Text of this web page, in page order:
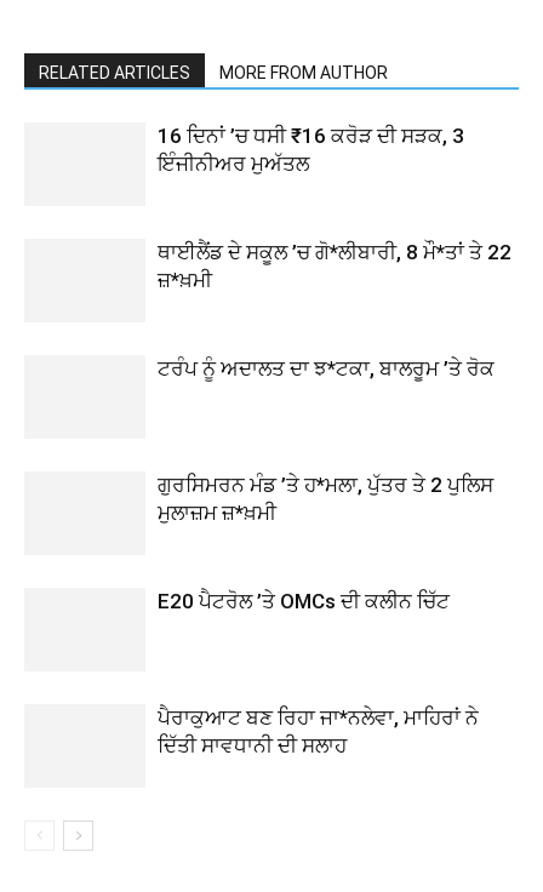
RELATED ARTICLES MORE FROM AUTHOR
16 ਦਿਨਾਂ ’ਚ ਧਸੀ ₹16 ਕਰੋੜ ਦੀ ਸੜਕ, 3
ਇੰਜੀਨੀਅਰ ਮੁਅੱਤਲ
ਥਾਈਲੈਂਡ ਦੇ ਸਕੂਲ ’ਚ ਗੋ*ਲੀਬਾਰੀ, 8 ਮੌ*ਤਾਂ ਤੇ 22
ਜ਼*ਖ਼ਮੀ
ਟਰੰਪ ਨੂੰ ਅਦਾਲਤ ਦਾ ਝ*ਟਕਾ, ਬਾਲਰੂਮ ’ਤੇ ਰੋਕ
ਗੁਰਸਿਮਰਨ ਮੰਡ ’ਤੇ ਹ*ਮਲਾ, ਪੁੱਤਰ ਤੇ 2 ਪੁਲਿਸ
ਮੁਲਾਜ਼ਮ ਜ਼*ਖ਼ਮੀ
E20 ਪੈਟਰੋਲ ’ਤੇ OMCs ਦੀ ਕਲੀਨ ਚਿੱਟ
ਪੈਰਾਕੁਆਟ ਬਣ ਰਿਹਾ ਜਾ*ਨਲੇਵਾ, ਮਾਹਿਰਾਂ ਨੇ
ਦਿੱਤੀ ਸਾਵਧਾਨੀ ਦੀ ਸਲਾਹ